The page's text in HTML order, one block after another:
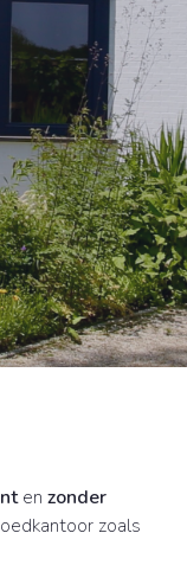
en zonder
zoals